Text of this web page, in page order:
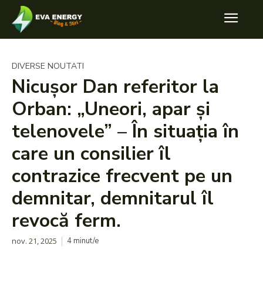
DIVERSE NOUTATI
Nicuşor Dan referitor la
Orban: „Uneori, apar şi
telenovele” – În situația în
care un consilier îl
contrazice frecvent pe un
demnitar, demnitarul îl
revocă ferm.
nov. 21, 2025 4minut/e